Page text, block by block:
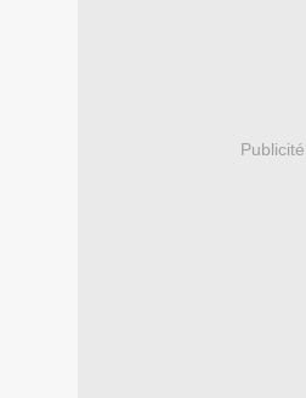
Publicité